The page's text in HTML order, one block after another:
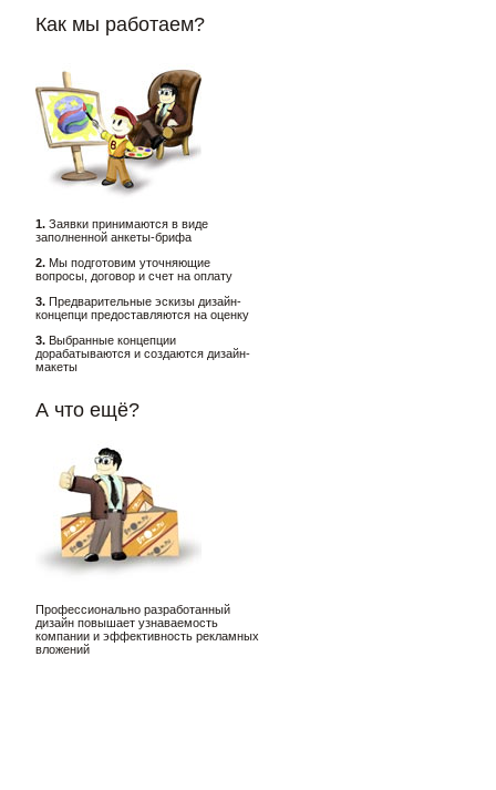
Как мы работаем?
1. Заявки принимаются в виде
заполненной анкеты-брифа
2. Мы подготовим уточняющие
вопросы, договор и счет на оплату
3. Предварительные эскизы дизайн-
концепци предоставляются на оценку
3. Выбранные концепции
дорабатываются и создаются дизайн-
макеты
А что ещё?
Профессионально разработанный
дизайн повышает узнаваемость
компании и эффективность рекламных
вложений